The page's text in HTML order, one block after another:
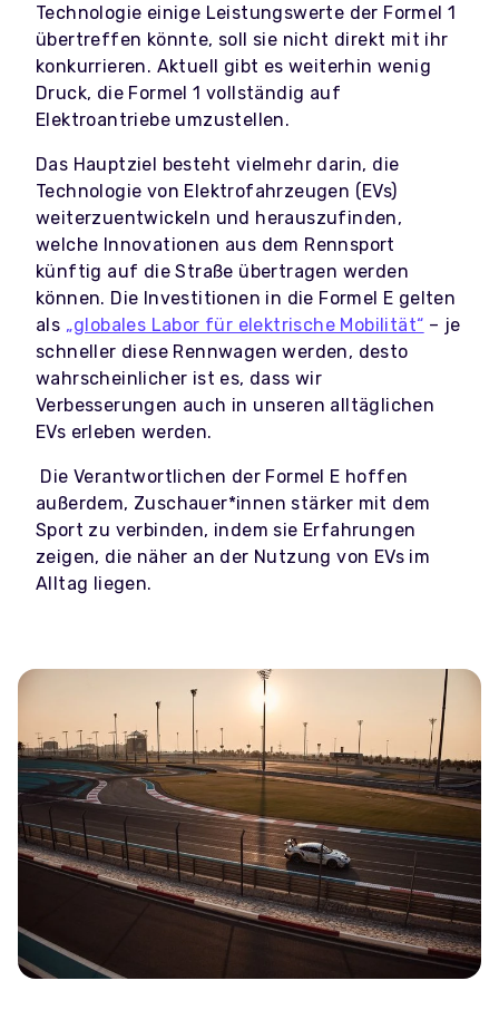
Technologie einige Leistungswerte der Formel 1
übertreffen könnte, soll sie nicht direkt mit ihr
konkurrieren. Aktuell gibt es weiterhin wenig
Druck, die Formel 1 vollständig auf
Elektroantriebe umzustellen.
Das Hauptziel besteht vielmehr darin, die
Technologie von Elektrofahrzeugen (EVs)
weiterzuentwickeln und herauszufinden,
welche Innovationen aus dem Rennsport
künftig auf die Straße übertragen werden
können. Die Investitionen in die Formel E gelten
als „globales Labor für elektrische Mobilität“ – je
schneller diese Rennwagen werden, desto
wahrscheinlicher ist es, dass wir
Verbesserungen auch in unseren alltäglichen
EVs erleben werden.
Die Verantwortlichen der Formel E hoffen
außerdem, Zuschauer*innen stärker mit dem
Sport zu verbinden, indem sie Erfahrungen
zeigen, die näher an der Nutzung von EVs im
Alltag liegen.